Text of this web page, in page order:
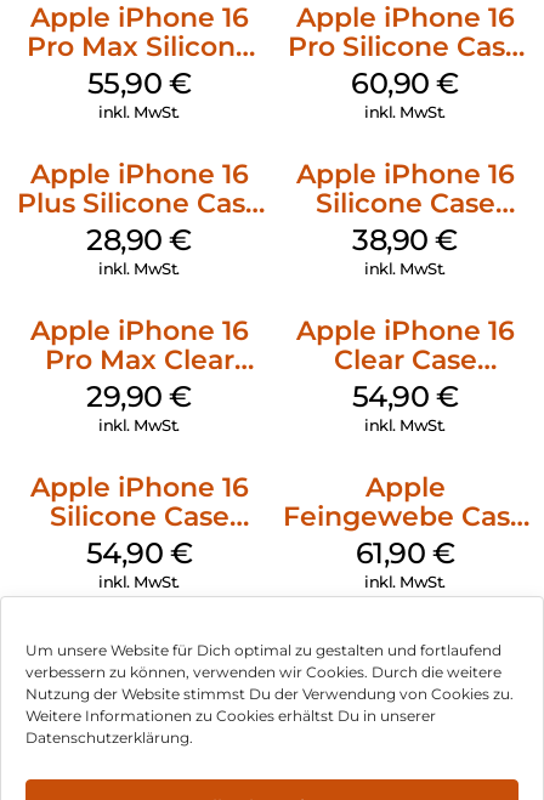
Um unsere Website für Dich optimal zu gestalten und fortlaufend
verbessern zu können, verwenden wir Cookies. Durch die weitere
Nutzung der Website stimmst Du der Verwendung von Cookies zu.
Weitere Informationen zu Cookies erhältst Du in unserer
Datenschutzerklärung.
Apple iPhone 16
Pro Max Silicone
Case MagSafe
Stone Gray
55,90 €
inkl. MwSt.
Apple iPhone 16
Pro Silicone Case
MagSafe Stone
Gray
60,90€
inkl. MwSt.
Apple iPhone 16
Plus Silicone Case
MagSafe Black
28,90€
inkl. MwSt.
Apple iPhone 16
Silicone Case
MagSafe
Ultramarine
38,90€
inkl. MwSt.
Apple iPhone 16
Pro Max Clear
Case MagSafe
Transparent
29,90€
inkl. MwSt.
Apple iPhone 16
Clear Case
MagSafe
Transparent
54,90 €
inkl. MwSt.
Apple iPhone 16
Silicone Case
MagSafe Black
54,90 €
inkl. MwSt.
Apple
Feingewebe Case
iPhone 15 Pro
MagSafe Schwarz
61,90 €
inkl. MwSt.
Impressum